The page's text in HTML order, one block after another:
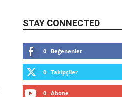
STAY CONNECTED
0 Beğenenler
0 Takipçiler
0 Abone